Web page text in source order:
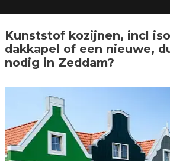
Kunststof kozijnen, incl
dakkapel of een nieuwe,
nodig in Zeddam?